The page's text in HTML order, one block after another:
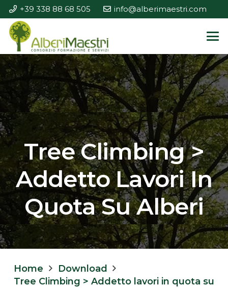
+39 338 88 68 505 info@alberimaestri.com
Tree Climbing >
Addetto Lavori In
Quota Su Alberi
Home
Download
Tree Climbing > Addetto lavori in quota su